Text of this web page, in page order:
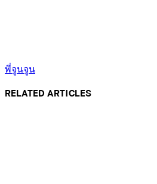
พี่จูนจูน
RELATED ARTICLES